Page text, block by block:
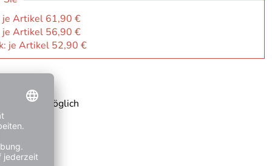
je Artikel 61,90 €
je Artikel 56,90 €
je Artikel 52,90 €
Rechnung möglich